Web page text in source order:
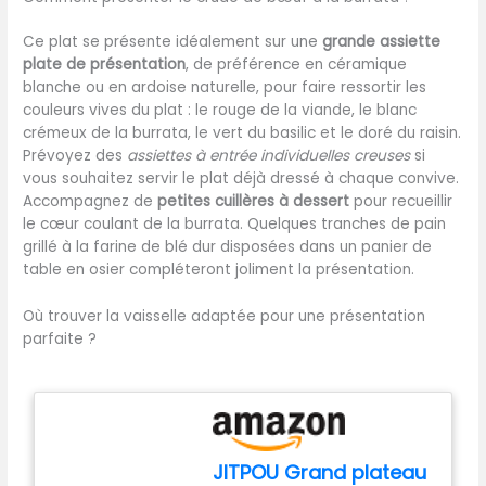
plus encore. COMPATIBLE
LAVE-VAISSELLE: Pince à
cuisine robuste, résistante
à la chaleur, inoxydable,
résistante à la corrosion,
légère, facile à manipuler,
comme neuve pour
toujours. Grâce à sa finition
de qualité et à l'acier
inoxydable résistant à la
rouille, la pince à épiler est
adaptée au lave-vaisselle.
CONCEPTION SÛRE : la pince
en acier inoxydable mesure
fourchette à barbecue, car
vous pouvez tourner le gril
et faire griller les aliments à
une distance sûre, sans
rayures mineures ou de
fines marques d'abrasion,
qui n'affectent pas la
fonctionnalité ou la durée
de vie du produit.)
【EXCELLENTE EXPÉRIENCE
CULINAIRE】Cet ensemble
comprend deux pince de
cuisine inox de tailles 20 cm
et 30 cm pour répondre à
vos besoins culinaires
retourner les aliments
les braises pour éviter de
vous brûler. 【CONCEPTION
SCIENTIFIQUE】Les dents
fines sur la pointe peuvent
empêcher les objets de
Ce plat se présente idéalement sur unegrande assiette
plate de présentation, de préférence en céramique
blanche ou en ardoise naturelle, pour faire ressortir les
couleurs vives du plat : le rouge de la viande, le blanc
crémeux de la burrata, le vert du basilic et le doré du raisin.
Prévoyez des assiettes à entrée individuelles creusessi
vous souhaitez servir le plat déjà dressé à chaque convive.
Accompagnez depetites cuillères à dessert pour recueillir
le cœur coulant de la burrata. Quelques tranches de pain
grillé à la farine de blé dur disposées dans un panier de
table en osier compléteront joliment la présentation.
Où trouver la vaisselle adaptée pour une présentation
parfaite ?
JITPOU Grand plateau